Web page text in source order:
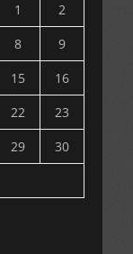
1
2
8
9
15
16
22
23
29
30